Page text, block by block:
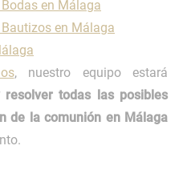
en Málaga
en Málaga
, nuestro equipo estará
resolver todas las posibles
de la comunión en Málaga